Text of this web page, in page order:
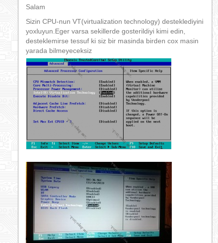
Salam
Sizin CPU-nun VT(virtualization technology) desteklediyini
yoxluyun.Eger varsa sekillerde gosterildiyi kimi edin,
desteklemirse tessuf ki siz bir masinda birden cox masin
yarada bilmeyeceksiz